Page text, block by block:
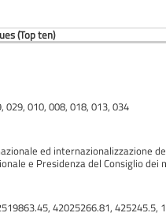
(Top ten)
029, 010, 008, 018, 013, 034
ed internazionalizzazione
e Presidenza del Consiglio dei
42025266.81,